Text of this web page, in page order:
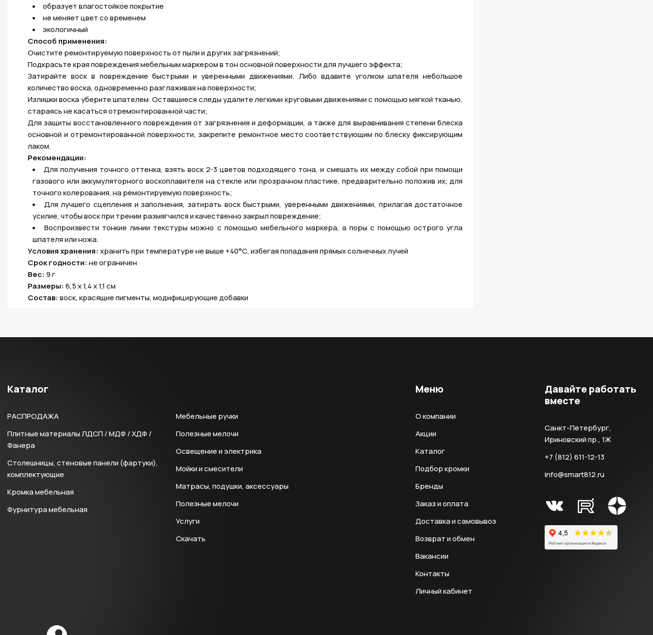
образует влагостойкое покрытие
не меняет цвет со временем
экологичный
Способ применения:
Очистите ремонтируемую поверхность от пыли и других загрязнений;
Подкрасьте края повреждения мебельным маркером в тон основной поверхности для лучшего эффекта;
Затирайте воск в повреждение быстрыми и уверенными движениями. Либо вдавите уголком шпателя небольшое
количество воска, одновременно разглаживая на поверхности;
Излишки воска уберите шпателем. Оставшиеся следы удалите легкими круговыми движениями с помощью мягкой тканью,
стараясь не касаться отремонтированной части;
Для защиты восстановленного повреждения от загрязнения и деформации, а также для выравнивания степени блеска
основной и отремонтированной поверхности, закрепите ремонтное место соответствующим по блеску фиксирующим
лаком.
Рекомендации:
Для получения точного оттенка, взять воск 2-3 цветов подходящего тона, и смешать их между собой при помощи
газового или аккумуляторного воскоплавителя на стекле или прозрачном пластике, предварительно положив их, для
точного колерования, на ремонтируемую поверхность;
Для лучшего сцепления и заполнения, затирать воск быстрыми, уверенными движениями, прилагая достаточное
усилие, чтобы воск при трении размягчился и качественно закрыл повреждение;
Воспроизвести тонкие линии текстуры можно с помощью мебельного маркера, а поры с помощью острого угла
шпателя или ножа.
Условия хранения: хранить при температуре не выше +40°С, избегая попадания прямых солнечных лучей
Срок годности: не ограничен
Вес: 9 г
Размеры: 6,5 х 1,4 х 1,1 см
Состав: воск, красящие пигменты, модифицирующие добавки
Каталог
РАСПРОДАЖА
Плитные материалы ЛДСП / МДФ / ХДФ /
Фанера
Столешницы, стеновые панели (фартуки),
комплектующие
Кромка мебельная
Фурнитура мебельная
Мебельные ручки
Полезные мелочи
Освещение и электрика
Мойки и смесители
Матрасы, подушки, аксессуары
Полезные мелочи
Услуги
Скачать
Меню
О компании
Акции
Каталог
Подбор кромки
Бренды
Заказ и оплата
Доставка и самовывоз
Возврат и обмен
Вакансии
Контакты
Личный кабинет
Давайте работать
вместе
Санкт-Петербург,
Ириновский пр., 1Ж
+7 (812) 611-12-13
info@smart812.ru